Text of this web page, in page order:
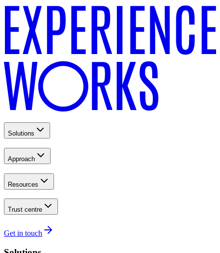
Solutions
Approach
Resources
Trust centre
Get in touch